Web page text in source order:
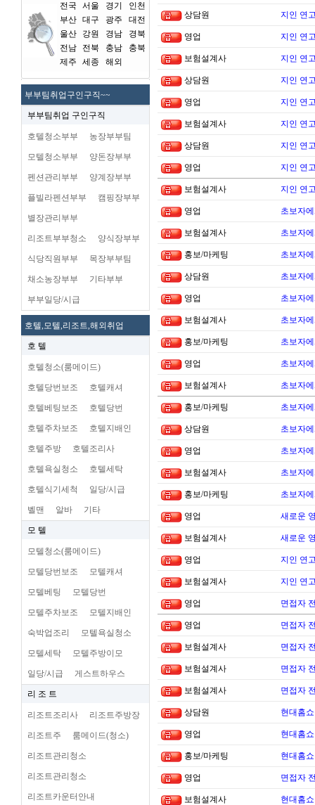
전국 서울 경기
인천
부산 대구 광주
대전
울산
강원 경남
경북
전남
전북 충남
충북
제주
세종 해외
부부팀취업구인구직~~
부부팀취업 구인구직
호텔청소부부 농장부부팀
모텔청소부부 양돈장부부
펜션관리부부 양계장부부
플빌라펜션부부 캠핑장부부
별장관리부부
리조트부부청소 양식장부부
식당직원부부 목장부부팀
채소농장부부 기타부부
부부일당/시급
호텔,모텔,리조트,해외취업
호 텔
호텔청소(룸메이드)
호텔당번보조 호텔캐셔
호텔베팅보조 호텔당번
호텔주차보조 호텔지배인
호텔주방 호텔조리사
호텔욕실청소 호텔세탁
호텔식기세척 일당/시급
벨맨 알바 기타
모 텔
모텔청소(룸메이드)
모텔당번보조 모텔캐셔
모텔베팅 모텔당번
모텔주차보조 모텔지배인
숙박업조리 모텔욕실청소
모텔세탁 모텔주방이모
일당/시급 게스트하우스
리 조 트
리조트조리사 리조트주방장
리조트주 룸메이드(청소)
리조트관리청소
리조트관리청소
리조트카운터안내
상담원 지인 연
영업 지인 연
보험설계사 지인 연
상담원 지인 연
영업 지인 연
보험설계사 지인 연
상담원 지인 연
영업 지인 연
보험설계사 지인 연
영업 초보자
보험설계사 초보자
홍보/마케팅 초보자
상담원 초보자
영업 초보자
보험설계사 초보자
홍보/마케팅 초보자
영업 초보자
보험설계사 초보자
홍보/마케팅 초보자
상담원 초보자
영업 초보자
보험설계사 초보자
홍보/마케팅 초보자
영업 새로운
보험설계사 새로운
영업 지인 연
보험설계사 지인 연
영업 면접자
영업 면접자
보험설계사 면접자
보험설계사 면접자
보험설계사 면접자
상담원 현대홈
영업 현대홈
홍보/마케팅 현대홈
영업 면접자
보험설계사 현대홈